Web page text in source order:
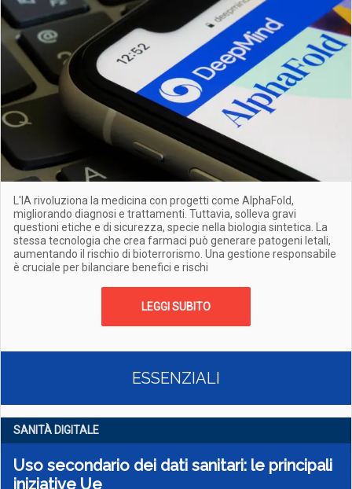
L'IA rivoluziona la medicina con progetti come AlphaFold,
migliorando diagnosi e trattamenti. Tuttavia, solleva gravi
questioni etiche e di sicurezza, specie nella biologia sintetica. La
stessa tecnologia che crea farmaci può generare patogeni letali,
aumentando il rischio di bioterrorismo. Una gestione responsabile
è cruciale per bilanciare benefici e rischi
LEGGI SUBITO
ESSENZIALI
SANITÀ DIGITALE
Uso secondario dei dati sanitari: le principali
iniziative Ue